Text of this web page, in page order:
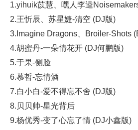
1.yihuik苡慧、嘿人李逵
2.王忻辰、苏星婕-清空 (DJ版)
3.Imagine Dragons、Broiler-Shots
4.胡蜜丹-一朵情花开 (DJ何鹏版)
5.于果-侧脸
6.慕哲-忘情酒
7.白小白-爱不得忘不舍 (DJ版)
8.贝贝帅-星光背后
9.杨优秀-变了心忘了情 (DJ小鑫版)